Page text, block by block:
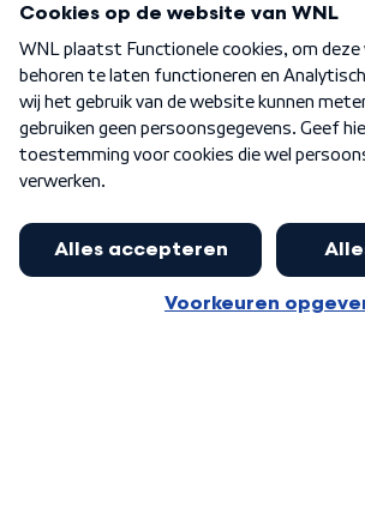
Nieuwsbrief
Word Lid